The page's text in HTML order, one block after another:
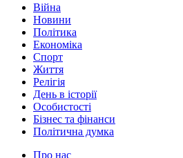
Війна
Новини
Політика
Економіка
Спорт
Життя
Релігія
День в історії
Особистості
Бізнес та фінанси
Політична думка
Про нас